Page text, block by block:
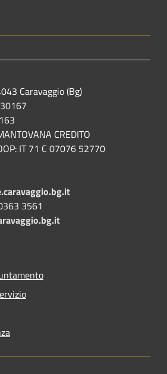
Caravaggio (Bg)
CREDITO
IT 71 C 07076 52770
3561